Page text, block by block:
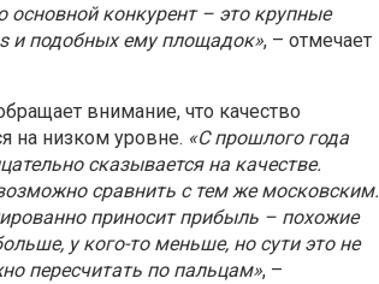
основной конкурент – это крупные
и подобных ему площадок», – отмечает
внимание, что качество
на низком уровне. «С прошлого года
сказывается на качестве.
сравнить с тем же московским.
приносит прибыль – похожие
у кого-то меньше, но сути это не
пересчитать по пальцам», –